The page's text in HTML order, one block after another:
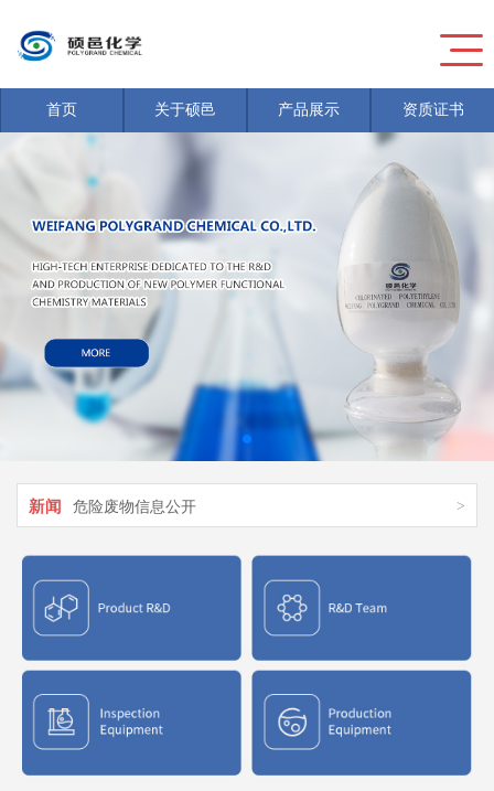
首页 关于硕邑 产品展示 资质证书
危险废物信息公开 >
危险废物信息公开 >
新闻 危险废物信息公开 >
新闻 氯化聚乙烯CPE结构特征与应用介绍
新闻 氯化聚氯乙烯性能与用途